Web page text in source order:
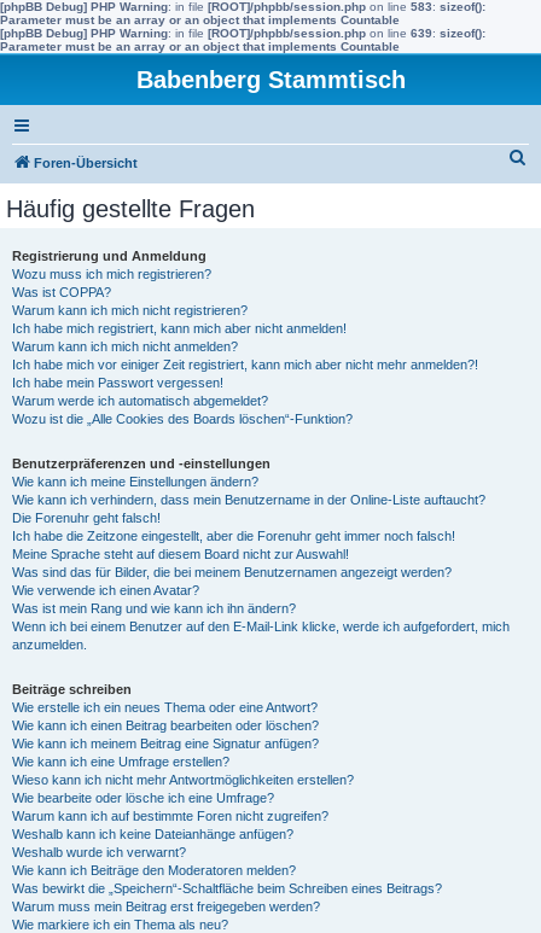
[phpBB Debug] PHP Warning: in file [ROOT]/phpbb/session.php on line 583: sizeof():
Parameter must be an array or an object that implements Countable
[phpBB Debug] PHP Warning: in file [ROOT]/phpbb/session.php on line 639: sizeof():
Parameter must be an array or an object that implements Countable
Babenberg Stammtisch
Foren-Übersicht
Häufig gestellte Fragen
Registrierung und Anmeldung
Wozu muss ich mich registrieren?
Was ist COPPA?
Warum kann ich mich nicht registrieren?
Ich habe mich registriert, kann mich aber nicht anmelden!
Warum kann ich mich nicht anmelden?
Ich habe mich vor einiger Zeit registriert, kann mich aber nicht mehr anmelden?!
Ich habe mein Passwort vergessen!
Warum werde ich automatisch abgemeldet?
Wozu ist die „Alle Cookies des Boards löschen“-Funktion?
Benutzerpräferenzen und -einstellungen
Wie kann ich meine Einstellungen ändern?
Wie kann ich verhindern, dass mein Benutzername in der Online-Liste auftaucht?
Die Forenuhr geht falsch!
Ich habe die Zeitzone eingestellt, aber die Forenuhr geht immer noch falsch!
Meine Sprache steht auf diesem Board nicht zur Auswahl!
Was sind das für Bilder, die bei meinem Benutzernamen angezeigt werden?
Wie verwende ich einen Avatar?
Was ist mein Rang und wie kann ich ihn ändern?
Wenn ich bei einem Benutzer auf den E-Mail-Link klicke, werde ich aufgefordert, mich
anzumelden.
Beiträge schreiben
Wie erstelle ich ein neues Thema oder eine Antwort?
Wie kann ich einen Beitrag bearbeiten oder löschen?
Wie kann ich meinem Beitrag eine Signatur anfügen?
Wie kann ich eine Umfrage erstellen?
Wieso kann ich nicht mehr Antwortmöglichkeiten erstellen?
Wie bearbeite oder lösche ich eine Umfrage?
Warum kann ich auf bestimmte Foren nicht zugreifen?
Weshalb kann ich keine Dateianhänge anfügen?
Weshalb wurde ich verwarnt?
Wie kann ich Beiträge den Moderatoren melden?
Was bewirkt die „Speichern“-Schaltfläche beim Schreiben eines Beitrags?
Warum muss mein Beitrag erst freigegeben werden?
Wie markiere ich ein Thema als neu?